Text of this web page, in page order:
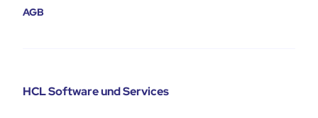
AGB
HCL Software und Services